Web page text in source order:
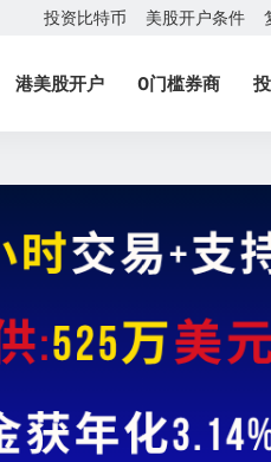
投资比特币 美股开户条件
港美股开户 0门槛券商